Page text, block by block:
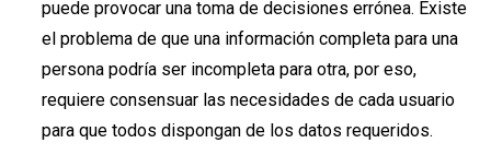
puede provocar una toma de decisiones errónea. Existe
el problema de que una información completa para una
persona podría ser incompleta para otra, por eso,
requiere consensuar las necesidades de cada usuario
para que todos dispongan de los datos requeridos.